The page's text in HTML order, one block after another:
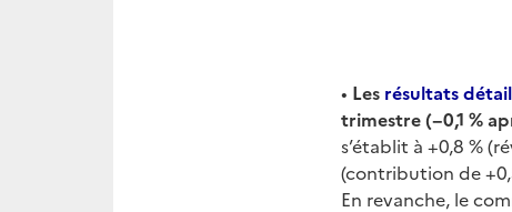
• Les résultats
trimestre (−0,1 %
s’établit à +0,8 %
(contribution de
En revanche, le